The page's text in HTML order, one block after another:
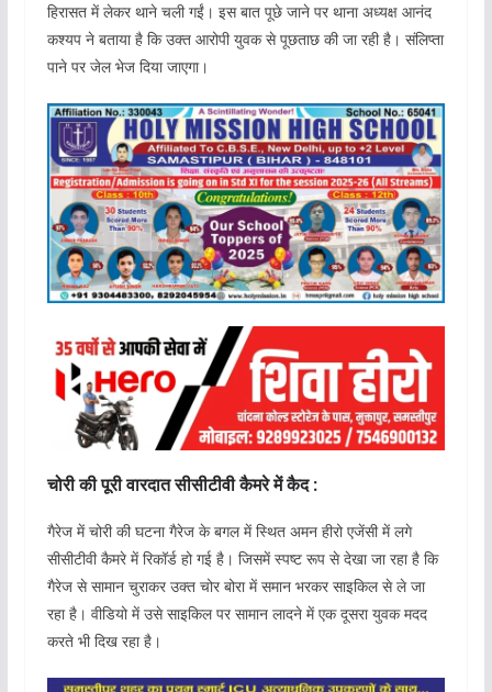
हिरासत में लेकर थाने चली गईं। इस बात पूछे जाने पर थाना अध्यक्ष आनंद
कश्यप ने बताया है कि उक्त आरोपी युवक से पूछताछ की जा रही है। संलिप्ता
पाने पर जेल भेज दिया जाएगा।
चोरी की पूरी वारदात सीसीटीवी कैमरे में कैद :
गैरेज में चोरी की घटना गैरेज के बगल में स्थित अमन हीरो एजेंसी में लगे
सीसीटीवी कैमरे में रिकॉर्ड हो गई है। जिसमें स्पष्ट रूप से देखा जा रहा है कि
गैरेज से सामान चुराकर उक्त चोर बोरा में समान भरकर साइकिल से ले जा
रहा है। वीडियो में उसे साइकिल पर सामान लादने में एक दूसरा युवक मदद
करते भी दिख रहा है।